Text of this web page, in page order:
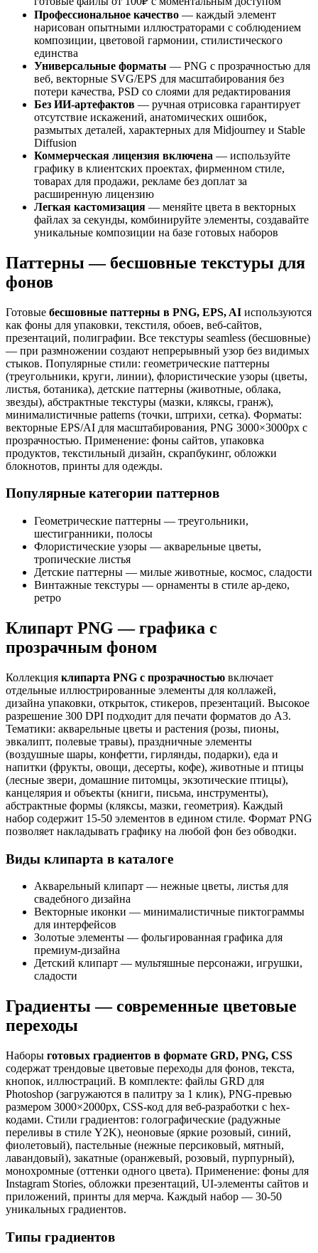
Профессиональное качество — каждый элемент
нарисован опытными иллюстраторами с соблюдением
композиции, цветовой гармонии, стилистического
единства
Универсальные форматы — PNG с прозрачностью для
веб, векторные SVG/EPS для масштабирования без
потери качества, PSD со слоями для редактирования
Без ИИ-артефактов — ручная отрисовка гарантирует
отсутствие искажений, анатомических ошибок,
размытых деталей, характерных для Midjourney и Stable
Diffusion
Коммерческая лицензия включена — используйте
графику в клиентских проектах, фирменном стиле,
товарах для продажи, рекламе без доплат за
расширенную лицензию
Легкая кастомизация — меняйте цвета в векторных
файлах за секунды, комбинируйте элементы, создавайте
уникальные композиции на базе готовых наборов
Паттерны — бесшовные текстуры для
фонов
Готовые бесшовные паттерны в PNG, EPS, AI используются
как фоны для упаковки, текстиля, обоев, веб-сайтов,
презентаций, полиграфии. Все текстуры seamless (бесшовные)
— при размножении создают непрерывный узор без видимых
стыков. Популярные стили: геометрические паттерны
(треугольники, круги, линии), флористические узоры (цветы,
листья, ботаника), детские паттерны (животные, облака,
звезды), абстрактные текстуры (мазки, кляксы, гранж),
минималистичные patterns (точки, штрихи, сетка). Форматы:
векторные EPS/AI для масштабирования, PNG 3000×3000px с
прозрачностью. Применение: фоны сайтов, упаковка
продуктов, текстильный дизайн, скрапбукинг, обложки
блокнотов, принты для одежды.
Популярные категории паттернов
Геометрические паттерны — треугольники,
шестигранники, полосы
Флористические узоры — акварельные цветы,
тропические листья
Детские паттерны — милые животные, космос, сладости
Винтажные текстуры — орнаменты в стиле ар-деко,
ретро
Клипарт PNG — графика с
прозрачным фоном
Коллекция клипарта PNG с прозрачностью включает
отдельные иллюстрированные элементы для коллажей,
дизайна упаковки, открыток, стикеров, презентаций. Высокое
разрешение 300 DPI подходит для печати форматов до А3.
Тематики: акварельные цветы и растения (розы, пионы,
эвкалипт, полевые травы), праздничные элементы
(воздушные шары, конфетти, гирлянды, подарки), еда и
напитки (фрукты, овощи, десерты, кофе), животные и птицы
(лесные звери, домашние питомцы, экзотические птицы),
канцелярия и объекты (книги, письма, инструменты),
абстрактные формы (кляксы, мазки, геометрия). Каждый
набор содержит 15-50 элементов в едином стиле. Формат PNG
позволяет накладывать графику на любой фон без обводки.
Виды клипарта в каталоге
Акварельный клипарт — нежные цветы, листья для
свадебного дизайна
Векторные иконки — минималистичные пиктограммы
для интерфейсов
Золотые элементы — фольгированная графика для
премиум-дизайна
Детский клипарт — мультяшные персонажи, игрушки,
сладости
Градиенты — современные цветовые
переходы
Наборы готовых градиентов в формате GRD, PNG, CSS
содержат трендовые цветовые переходы для фонов, текста,
кнопок, иллюстраций. В комплекте: файлы GRD для
Photoshop (загружаются в палитру за 1 клик), PNG-превью
размером 3000×2000px, CSS-код для веб-разработки с hex-
кодами. Стили градиентов: голографические (радужные
переливы в стиле Y2K), неоновые (яркие розовый, синий,
фиолетовый), пастельные (нежные персиковый, мятный,
лавандовый), закатные (оранжевый, розовый, пурпурный),
монохромные (оттенки одного цвета). Применение: фоны для
Instagram Stories, обложки презентаций, UI-элементы сайтов и
приложений, принты для мерча. Каждый набор — 30-50
уникальных градиентов.
Типы градиентов